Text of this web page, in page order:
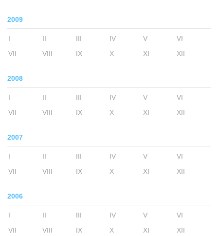
2009
I II III IV V
VI
VII
VIII IX X XI XII
2008
I II III IV V
VI
VII
VIII IX X XI XII
2007
I II III IV V
VI
VII
VIII IX X XI XII
2006
I II III IV V
VI
VII
VIII IX X XI XII